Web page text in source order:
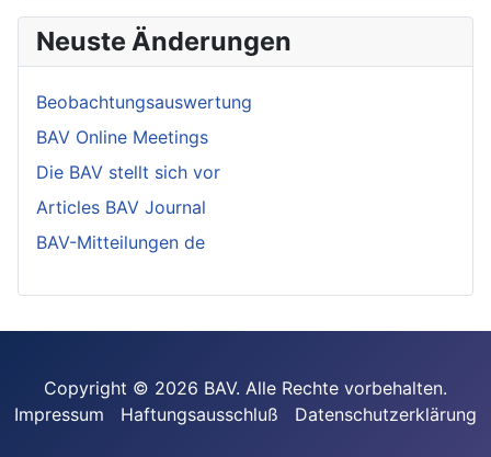
Neuste Änderungen
Beobachtungsauswertung
BAV Online Meetings
Die BAV stellt sich vor
Articles BAV Journal
BAV-Mitteilungen de
Copyright © 2026 BAV. Alle Rechte vorbehalten.
Impressum
Haftungsausschluß Datenschutzerklärung